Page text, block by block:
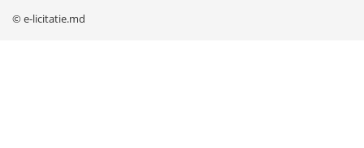
© e-licitatie.md